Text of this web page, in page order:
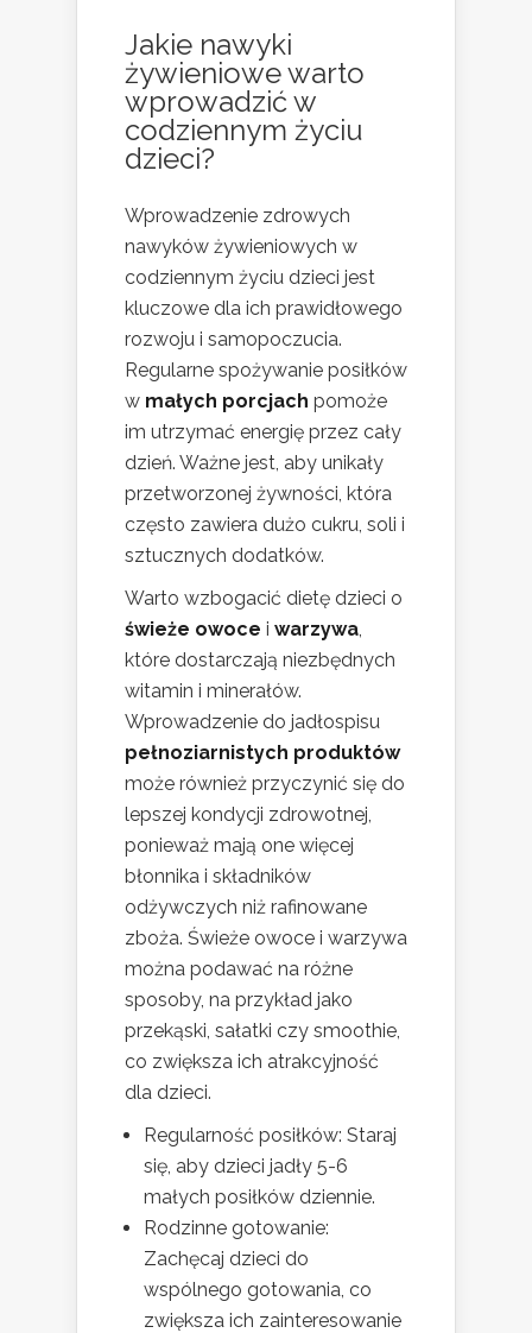
Jakie nawyki
żywieniowe warto
wprowadzić w
codziennym życiu
dzieci?
Wprowadzenie zdrowych
nawyków żywieniowych w
codziennym życiu dzieci jest
kluczowe dla ich prawidłowego
rozwoju i samopoczucia.
Regularne spożywanie posiłków
w małych porcjach pomoże
im utrzymać energię przez cały
dzień. Ważne jest, aby unikały
przetworzonej żywności, która
często zawiera dużo cukru, soli i
sztucznych dodatków.
Warto wzbogacić dietę dzieci o
świeże owoce i warzywa
które dostarczają niezbędnych
witamin i minerałów.
Wprowadzenie do jadłospisu
pełnoziarnistych produktów
może również przyczynić się do
lepszej kondycji zdrowotnej,
ponieważ mają one więcej
błonnika i składników
odżywczych niż rafinowane
zboża. Świeże owoce i warzywa
można podawać na różne
sposoby, na przykład jako
przekąski, sałatki czy smoothie,
co zwiększa ich atrakcyjność
dla dzieci.
Regularność posiłków: Staraj
się, aby dzieci jadły 5-6
małych posiłków dziennie.
Rodzinne gotowanie:
Zachęcaj dzieci do
wspólnego gotowania, co
zwiększa ich zainteresowanie